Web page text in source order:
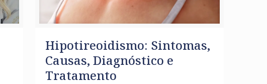
Hipotireoidismo: Sintomas,
Causas, Diagnóstico e
Tratamento